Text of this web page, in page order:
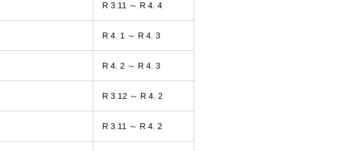
R 3.11 ～ R 4. 4
R 4. 1 ～ R 4. 3
R 4. 2 ～ R 4. 3
R 3.12 ～ R 4. 2
R 3.11 ～ R 4. 2